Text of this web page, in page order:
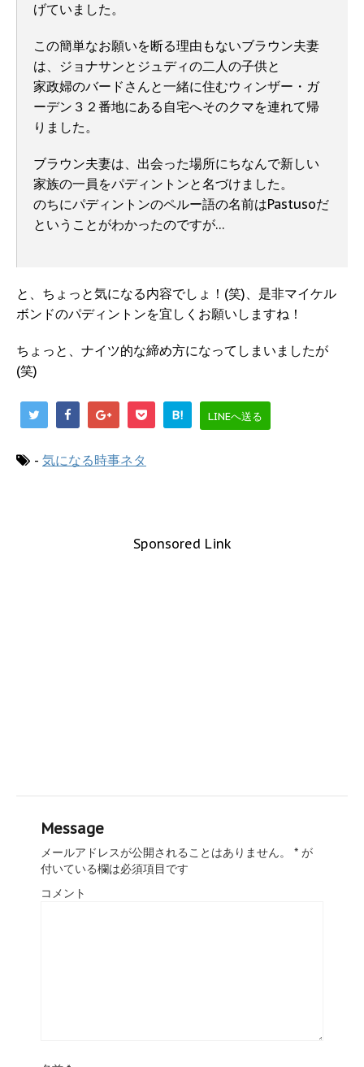
げていました。
この簡単なお願いを断る理由もないブラウン夫妻
は、ジョナサンとジュディの二人の子供と
家政婦のバードさんと一緒に住むウィンザー・ガ
ーデン３２番地にある自宅へそのクマを連れて帰
りました。
ブラウン夫妻は、出会った場所にちなんで新しい
家族の一員をパディントンと名づけました。
のちにパディントンのペルー語の名前はPastusoだ
ということがわかったのですが…
と、ちょっと気になる内容でしょ！(笑)、是非マイケル
ボンドのパディントンを宜しくお願いしますね！
ちょっと、ナイツ的な締め方になってしまいましたが
(笑)
B! LINEへ送る
- 気になる時事ネタ
Sponsored Link
Message
メールアドレスが公開されることはありません。 * が
付いている欄は必須項目です
コメント